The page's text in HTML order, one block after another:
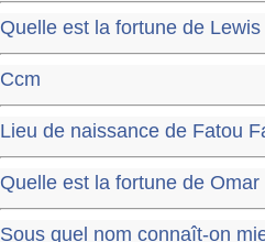
Quelle est la fortune de
Ccm
Lieu de naissance de Fatou
Quelle est la fortune de Omar
Sous quel nom connaît-on